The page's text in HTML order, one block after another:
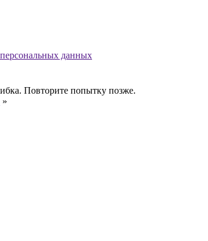
данных
Повторите попытку позже.
»